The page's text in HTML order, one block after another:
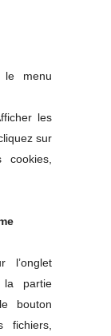
le menu
les
sur
l’onglet
la partie
bouton
fichiers,